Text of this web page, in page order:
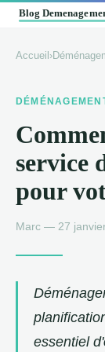
Accueil ›
service
pour
Marc — 27
essentiel d'